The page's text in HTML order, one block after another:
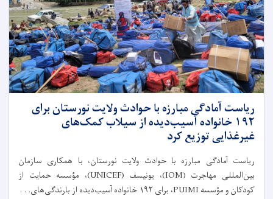
ریاست آمادگی مبارزه با حوادث ولایت نورستان برای
۱۹۲ خانواده آسیب‌دیده از سیلاب کمک‌های
غیرغذایی توزیع کرد
ریاست آمادگی مبارزه با حوادث ولایت نورستان، با همکاری سازمان
بین‌المللی مهاجرت (IOM)، یونیسف (UNICEF)، مؤسسه حمایت از
کودکان و مؤسسه PUIMI، برای ۱۹۲ خانواده آسیب‌دیده از بارندگی‌های. . .